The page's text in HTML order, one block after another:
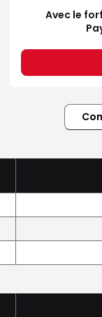
Avec le